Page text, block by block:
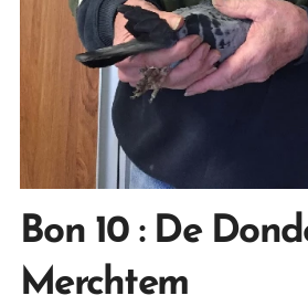
Bon 10 : De
Merchtem